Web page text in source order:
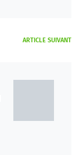
ARTICLE SUIVANT